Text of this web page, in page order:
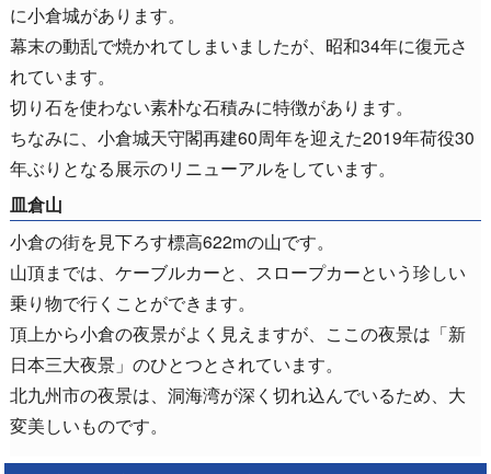
に小倉城があります。
幕末の動乱で焼かれてしまいましたが、昭和34年に復元さ
れています。
切り石を使わない素朴な石積みに特徴があります。
ちなみに、小倉城天守閣再建60周年を迎えた2019年荷役30
年ぶりとなる展示のリニューアルをしています。
皿倉山
小倉の街を見下ろす標高622mの山です。
山頂までは、ケーブルカーと、スロープカーという珍しい
乗り物で行くことができます。
頂上から小倉の夜景がよく見えますが、ここの夜景は「新
日本三大夜景」のひとつとされています。
北九州市の夜景は、洞海湾が深く切れ込んでいるため、大
変美しいものです。